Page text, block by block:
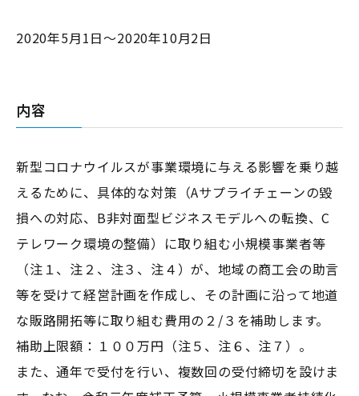
2020年5月1日～2020年10月2日
内容
新型コロナウイルスが事業環境に与える影響を乗り越
えるために、具体的な対策（Aサプライチェーンの毀
損への対応、B非対面型ビジネスモデルへの転換、C
テレワーク環境の整備）に取り組む小規模事業者等
（注１、注２、注３、注４）が、地域の商工会の助言
等を受けて経営計画を作成し、その計画に沿って地道
な販路開拓等に取り組む費用の２/３を補助します。
補助上限額：１００万円（注５、注６、注７）。
また、通年で受付を行い、複数回の受付締切を設けま